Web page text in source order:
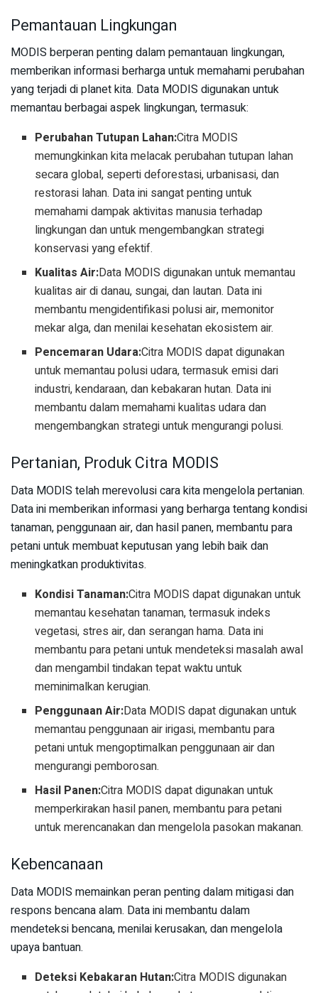
Pemantauan Lingkungan
MODIS berperan penting dalam pemantauan lingkungan,
memberikan informasi berharga untuk memahami perubahan
yang terjadi di planet kita. Data MODIS digunakan untuk
memantau berbagai aspek lingkungan, termasuk:
Perubahan Tutupan Lahan:Citra MODIS
memungkinkan kita melacak perubahan tutupan lahan
secara global, seperti deforestasi, urbanisasi, dan
restorasi lahan. Data ini sangat penting untuk
memahami dampak aktivitas manusia terhadap
lingkungan dan untuk mengembangkan strategi
konservasi yang efektif.
Kualitas Air:Data MODIS digunakan untuk memantau
kualitas air di danau, sungai, dan lautan. Data ini
membantu mengidentifikasi polusi air, memonitor
mekar alga, dan menilai kesehatan ekosistem air.
Pencemaran Udara:Citra MODIS dapat digunakan
untuk memantau polusi udara, termasuk emisi dari
industri, kendaraan, dan kebakaran hutan. Data ini
membantu dalam memahami kualitas udara dan
mengembangkan strategi untuk mengurangi polusi.
Pertanian, Produk Citra MODIS
Data MODIS telah merevolusi cara kita mengelola pertanian.
Data ini memberikan informasi yang berharga tentang kondisi
tanaman, penggunaan air, dan hasil panen, membantu para
petani untuk membuat keputusan yang lebih baik dan
meningkatkan produktivitas.
Kondisi Tanaman:Citra MODIS dapat digunakan untuk
memantau kesehatan tanaman, termasuk indeks
vegetasi, stres air, dan serangan hama. Data ini
membantu para petani untuk mendeteksi masalah awal
dan mengambil tindakan tepat waktu untuk
meminimalkan kerugian.
Penggunaan Air:Data MODIS dapat digunakan untuk
memantau penggunaan air irigasi, membantu para
petani untuk mengoptimalkan penggunaan air dan
mengurangi pemborosan.
Hasil Panen:Citra MODIS dapat digunakan untuk
memperkirakan hasil panen, membantu para petani
untuk merencanakan dan mengelola pasokan makanan.
Kebencanaan
Data MODIS memainkan peran penting dalam mitigasi dan
respons bencana alam. Data ini membantu dalam
mendeteksi bencana, menilai kerusakan, dan mengelola
upaya bantuan.
Deteksi Kebakaran Hutan:Citra MODIS digunakan